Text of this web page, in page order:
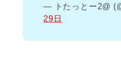
— トたっとー2@
29日